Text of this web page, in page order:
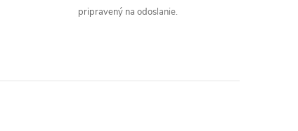
pripravený na odoslanie.